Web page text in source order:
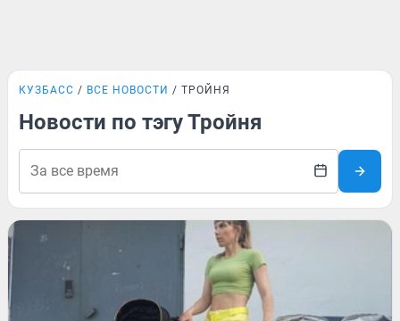
КУЗБАСС ВСЕ НОВОСТИ ТРОЙНЯ
Новости по тэгу Тройня